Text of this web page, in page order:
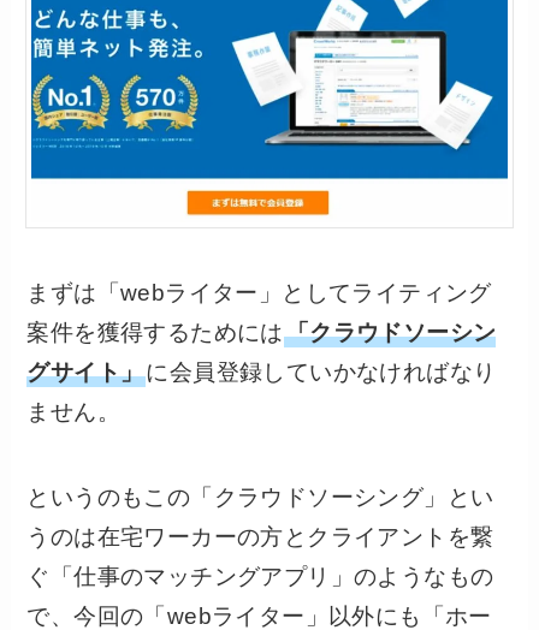
まずは「webライター」としてライティング
案件を獲得するためには「クラウドソーシン
グサイト」に会員登録していかなければなり
ません。
というのもこの「クラウドソーシング」とい
うのは在宅ワーカーの方とクライアントを繋
ぐ「仕事のマッチングアプリ」のようなもの
で、今回の「webライター」以外にも「ホー